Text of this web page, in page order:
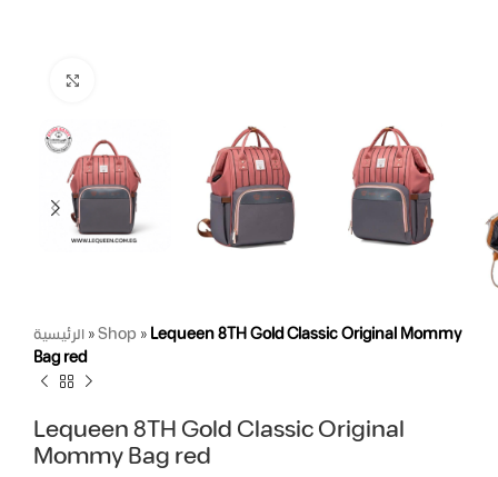
الرئيسية»Shop »Lequeen 8TH Gold Classic Original Mommy
Bag red
Lequeen 8TH Gold Classic Original
Mommy Bag red